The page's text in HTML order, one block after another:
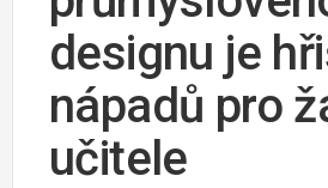
designu je
nápadů pro
učitele